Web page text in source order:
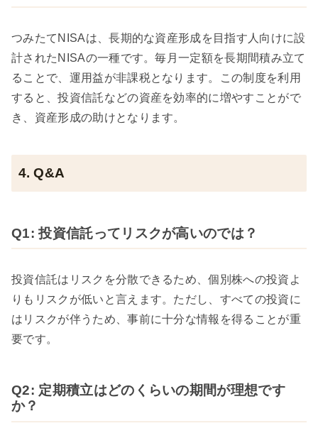
つみたてNISAは、長期的な資産形成を目指す人向けに設
計されたNISAの一種です。毎月一定額を長期間積み立て
ることで、運用益が非課税となります。この制度を利用
すると、投資信託などの資産を効率的に増やすことがで
き、資産形成の助けとなります。
4. Q&A
Q1: 投資信託ってリスクが高いのでは？
投資信託はリスクを分散できるため、個別株への投資よ
りもリスクが低いと言えます。ただし、すべての投資に
はリスクが伴うため、事前に十分な情報を得ることが重
要です。
Q2: 定期積立はどのくらいの期間が理想です
か？